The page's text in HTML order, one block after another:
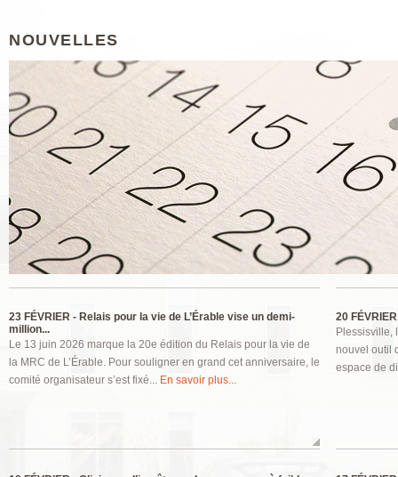
NOUVELLES
23 FÉVRIER - Relais pour la vie de L’Érable vise un demi-
million...
Le 13 juin 2026 marque la 20e édition du Relais pour la vie de
la MRC de L’Érable. Pour souligner en grand cet anniversaire, le
comité organisateur s’est fixé... En savoir plus...
20
Plessisville,
nouvel outil
espace de
Pages